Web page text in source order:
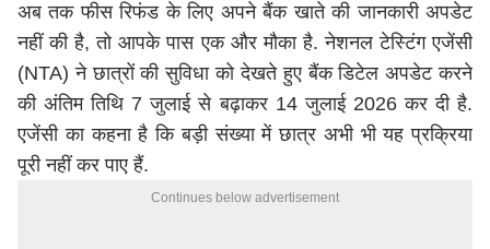
अब तक फीस रिफंड के लिए अपने बैंक खाते की जानकारी अपडेट
नहीं की है, तो आपके पास एक और मौका है. नेशनल टेस्टिंग एजेंसी
(NTA) ने छात्रों की सुविधा को देखते हुए बैंक डिटेल अपडेट करने
की अंतिम तिथि 7 जुलाई से बढ़ाकर 14 जुलाई 2026 कर दी है.
एजेंसी का कहना है कि बड़ी संख्या में छात्र अभी भी यह प्रक्रिया
पूरी नहीं कर पाए हैं.
Continues below advertisement